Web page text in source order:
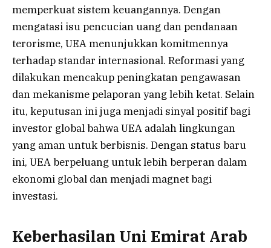
memperkuat sistem keuangannya. Dengan
mengatasi isu pencucian uang dan pendanaan
terorisme, UEA menunjukkan komitmennya
terhadap standar internasional. Reformasi yang
dilakukan mencakup peningkatan pengawasan
dan mekanisme pelaporan yang lebih ketat. Selain
itu, keputusan ini juga menjadi sinyal positif bagi
investor global bahwa UEA adalah lingkungan
yang aman untuk berbisnis. Dengan status baru
ini, UEA berpeluang untuk lebih berperan dalam
ekonomi global dan menjadi magnet bagi
investasi.
Keberhasilan Uni Emirat Arab